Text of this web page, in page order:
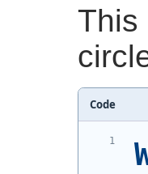
This
Code